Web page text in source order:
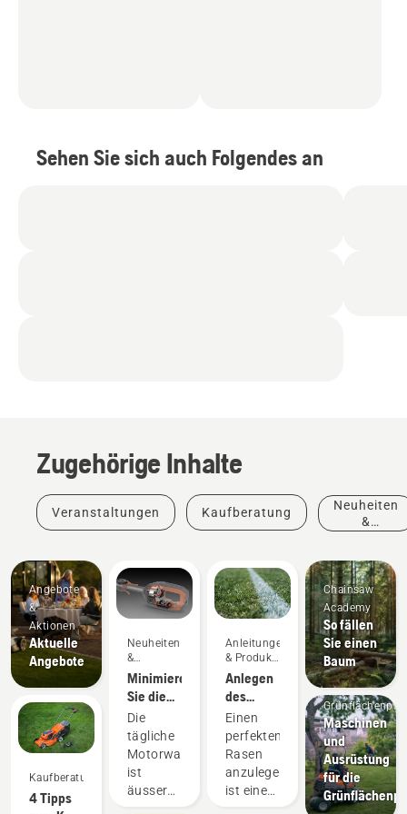
Sehen Sie sich auch Folgendes an
Zugehörige Inhalte
Veranstaltungen Kaufberatung
Neuheiten
&
Angebote
&
Aktionen
Aktuelle
Angebote
Kaufberatung
4 Tipps
Neuheiten
&
Produkte
Minimieren
Sie die
Wartung
mit
Akkugeräten
Die
tägliche
Motorwartung
ist
äusserst
Elektro-
Rasenmäher
im
Vergleich
zu
Benzin-
Rasenmähern
Anleitungen
& Produkt-
Leitfäden
Anlegen
des
perfekten
Rasens
Einen
perfekten
Rasen
anzulegen,
ist eine
Chainsaw
Academy
So fällen
Sie einen
Baum
Maschinen
und
Ausrüstung
für die